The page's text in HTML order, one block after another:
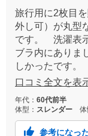
旅行用に2枚目
外し可）が丸型
です。 洗濯表
ブラ内にありま
しかったです。
思われます。
口コミ全文を表
年代： 60代前半
体型： スレンダー 体
参考になっ